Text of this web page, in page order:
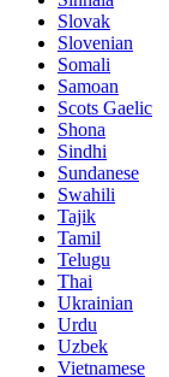
Slovak
Slovenian
Somali
Samoan
Scots Gaelic
Shona
Sindhi
Sundanese
Swahili
Tajik
Tamil
Telugu
Thai
Ukrainian
Urdu
Uzbek
Vietnamese